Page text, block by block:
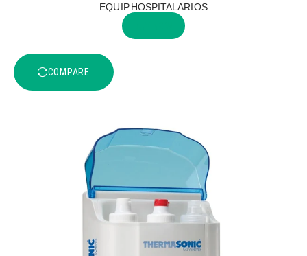
EQUIP.HOSPITALARIOS
COMPARE